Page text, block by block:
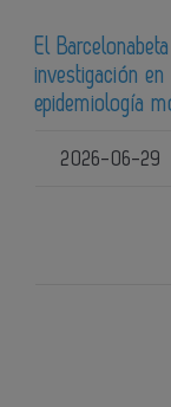
El
investigación
epidemiología
2026-06-29